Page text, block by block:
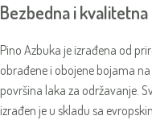
Bezbedna i
Pino Azbuka je izrađena od
obrađene i obojene bojama
površina laka za održavanje.
izrađen je u skladu sa